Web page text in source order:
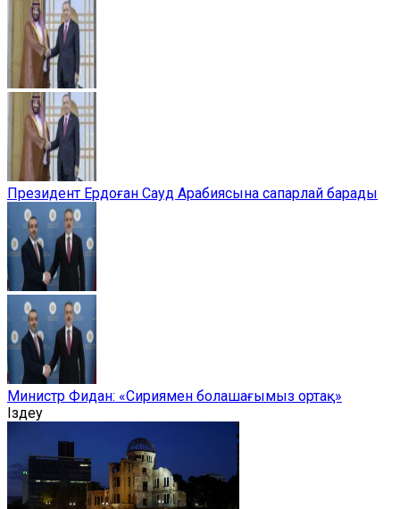
Президент Ердоған Сауд Арабиясына сапарлай барады
Министр Фидан: «Сириямен болашағымыз ортақ»
Іздеу